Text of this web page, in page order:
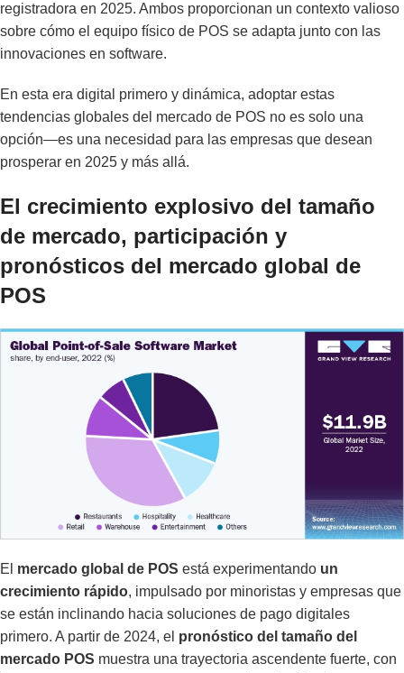
registradora en 2025. Ambos proporcionan un contexto valioso
sobre cómo el equipo físico de POS se adapta junto con las
innovaciones en software.
En esta era digital primero y dinámica, adoptar estas
tendencias globales del mercado de POS no es solo una
opción—es una necesidad para las empresas que desean
prosperar en 2025 y más allá.
El crecimiento explosivo del tamaño
de mercado, participación y
pronósticos del mercado global de
POS
El mercado global de POS está experimentando un
crecimiento rápido, impulsado por minoristas y empresas que
se están inclinando hacia soluciones de pago digitales
primero. A partir de 2024, el pronóstico del tamaño del
mercado POS muestra una trayectoria ascendente fuerte, con